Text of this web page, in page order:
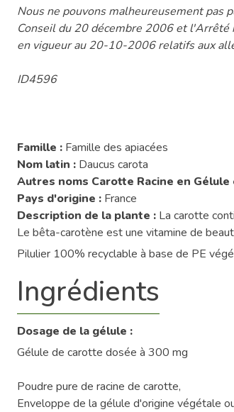
Nous ne pouvons malheureusement pas
Conseil du 20 décembre 2006 et
en vigueur au 20-10-2006 relatifs aux
ID4596
Famille : Famille des apiacées
Nom latin : Daucus carota
Autres noms Carotte Racine en
Pays d'origine : France
Description de la plante : La carotte
Le bêta-carotène est une vitamine de
Pilulier 100% recyclable à base de PE
Ingrédients
Dosage de la gélule :
Gélule de carotte dosée à 300 mg
Poudre pure de racine de carotte,
Enveloppe de la gélule d'origine végétale